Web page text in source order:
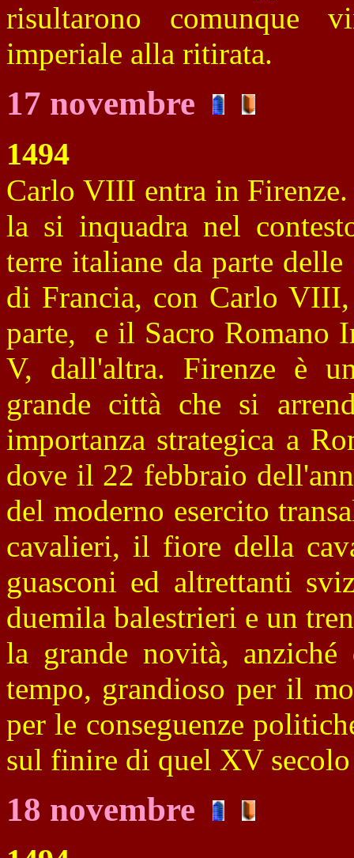
risultarono comunque
imperiale alla ritirata.
17 novembre
1494
Carlo VIII entra in
la si inquadra nel
terre italiane da parte
di Francia, con Carlo
parte, e il Sacro Romano
V, dall'altra. Firenze è
grande città che si
importanza strategica a
dove il 22 febbraio
del moderno esercito
cavalieri, il fiore della
guasconi ed altrettanti
duemila balestrieri e un
la grande novità,
tempo, grandioso per il
per le conseguenze
sul finire di quel XV
18 novembre